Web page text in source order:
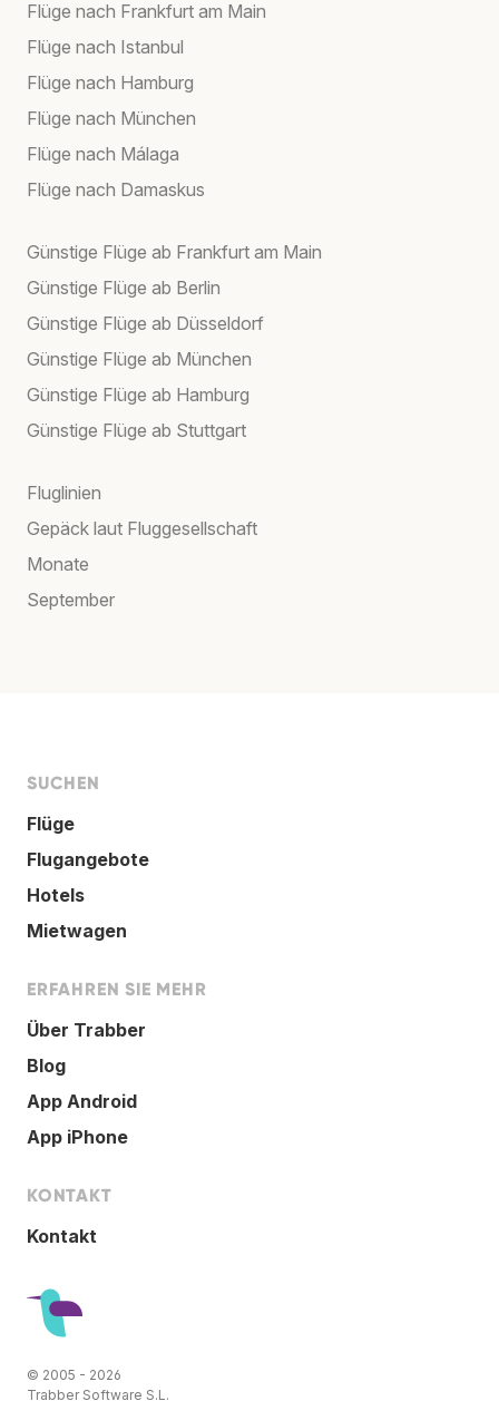
Flüge nach Frankfurt am Main
Flüge nach Istanbul
Flüge nach Hamburg
Flüge nach München
Flüge nach Málaga
Flüge nach Damaskus
Günstige Flüge ab Frankfurt am Main
Günstige Flüge ab Berlin
Günstige Flüge ab Düsseldorf
Günstige Flüge ab München
Günstige Flüge ab Hamburg
Günstige Flüge ab Stuttgart
Fluglinien
Gepäck laut Fluggesellschaft
Monate
September
SUCHEN
Flüge
Flugangebote
Hotels
Mietwagen
ERFAHREN SIE MEHR
Über Trabber
Blog
App Android
App iPhone
KONTAKT
Kontakt
© 2005 - 2026
Trabber Software S.L.